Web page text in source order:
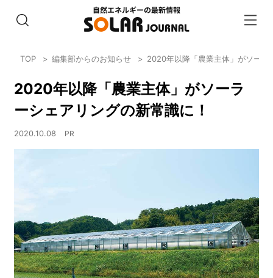
TOP 編集部からのお知らせ 2020年以降「農業主体」がソーラ
2020年以降「農業主体」がソーラ
ーシェアリングの新常識に！
2020.10.08 PR